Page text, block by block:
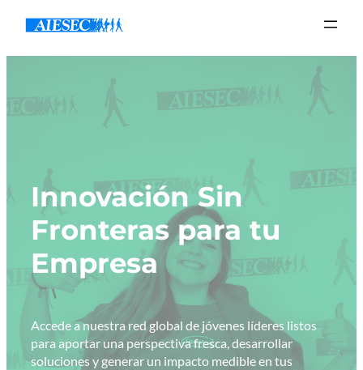
Innovación Sin
Fronteras para tu
Empresa
Accede a nuestra red global de jóvenes líderes listos
para aportar una perspectiva fresca, desarrollar
soluciones y generar un impacto medible en tus